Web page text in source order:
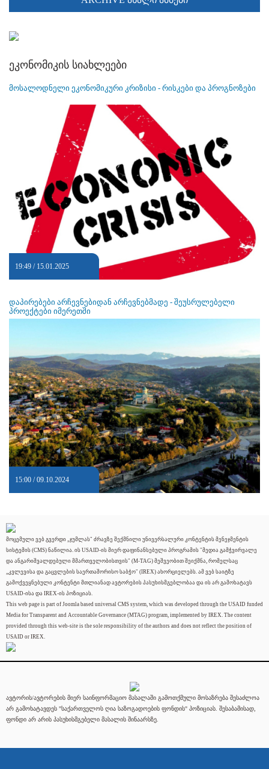
ეკონომიკის სიახლეები
მოსალოდნელი ეკონომიკური კრიზისი - რისკები და პროგნოზები
19:49 / 15.01.2025
დაპირებები არჩევნებიდან არჩევნებმადე - შეუსრულებელი
პროექტები იმერეთში
15:00 / 09.10.2024
მოცემული ვებ გვერდი „ჯუმლას" ძრავზე შექმნილი უნივერსალური კონტენტის მენეჯმენტის
სისტემის (CMS) ნაწილია. ის USAID-ის მიერ დაფინანსებული პროგრამის "მედია გამჭვირვალე
და ანგარიშვალდებული მმართველობისთვის" (M-TAG) მეშვეობით შეიქმნა, რომელსაც
„კვლევისა და გაცვლების საერთაშორისო საბჭო" (IREX) ახორციელებს. ამ ვებ საიტზე
გამოქვეყნებული კონტენტი მთლიანად ავტორების პასუხისმგებლობაა და ის არ გამოხატავს
USAID-ისა და IREX-ის პოზიციას.
This web page is part of Joomla based universal CMS system, which was developed through the USAID funded
Media for Transparent and Accountable Governance (MTAG) program, implemented by IREX. The content
provided through this web-site is the sole responsibility of the authors and does not reflect the position of
USAID or IREX.
ავტორის/ავტორების მიერ საინფორმაციო მასალაში გამოთქმული მოსაზრება შესაძლოა
არ გამოხატავდეს "საქართველოს ღია საზოგადოების ფონდის" პოზიციას. შესაბამისად,
ფონდი არ არის პასუხისმგებელი მასალის შინაარსზე.